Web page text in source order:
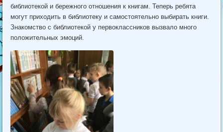
библиотекой и бережного отношения к книгам. Теперь ребята
могут приходить в библиотеку и самостоятельно выбирать книги.
Знакомство с библиотекой у первоклассников вызвало много
положительных эмоций.